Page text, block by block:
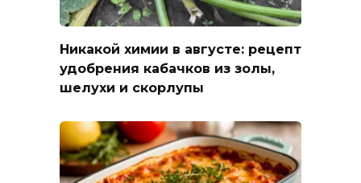
Никакой химии в августе: рецепт
удобрения кабачков из золы,
шелухи и скорлупы